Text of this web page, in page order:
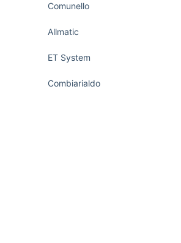
Comunello
Allmatic
ET System
Combiarialdo